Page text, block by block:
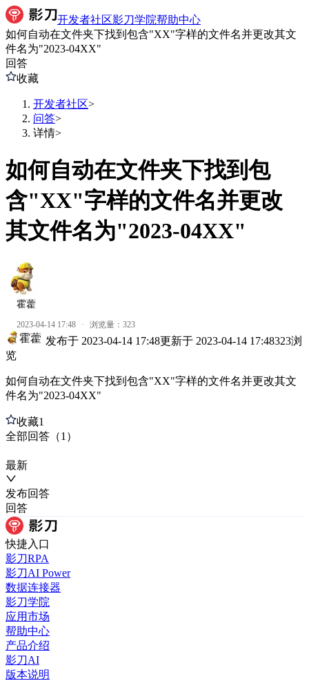
开发者社区影刀学院帮助中心
如何自动在文件夹下找到包含"XX"字样的文件名并更改其文
件名为"2023-04XX"
回答
收藏
开发者社区>
问答>
详情>
如何自动在文件夹下找到包
含"XX"字样的文件名并更改
其文件名为"2023-04XX"
霍藿
2023-04-14 17:48 · 浏览量： 323
霍藿 发布于 2023-04-14 17:48更新于 2023-04-14 17:48323浏
览
如何自动在文件夹下找到包含"XX"字样的文件名并更改其文
件名为"2023-04XX"
收藏1
全部回答 （1 ）
最新
发布回答
回答
快捷入口
影刀RPA
影刀AI Power
数据连接器
影刀学院
应用市场
帮助中心
产品介绍
影刀AI
版本说明